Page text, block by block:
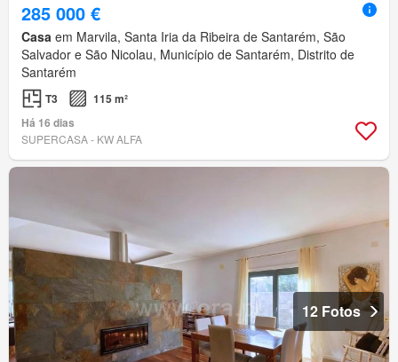
285 000 €
Casa em Marvila, Santa Iria da Ribeira de Santarém, São
Salvador e São Nicolau, Município de Santarém, Distrito de
Santarém
T3
115 m²
Há 16 dias
SUPERCASA - KW ALFA
12 Fotos